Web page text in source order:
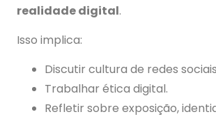
realidade digital.
Isso implica:
Discutir cultura de redes
Trabalhar ética digital.
Refletir sobre exposição,